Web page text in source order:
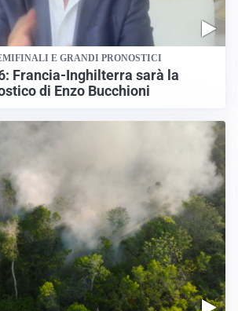
E GRANDI PRONOSTICI
Francia-Inghilterra sarà la
di Enzo Bucchioni